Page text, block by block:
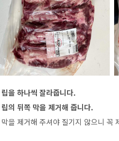
을 하나씩 잘라줍니다.
의 뒤쪽 막을 제거해 줍니다.
막을 제거해 주셔야 질기지 않으니 꼭